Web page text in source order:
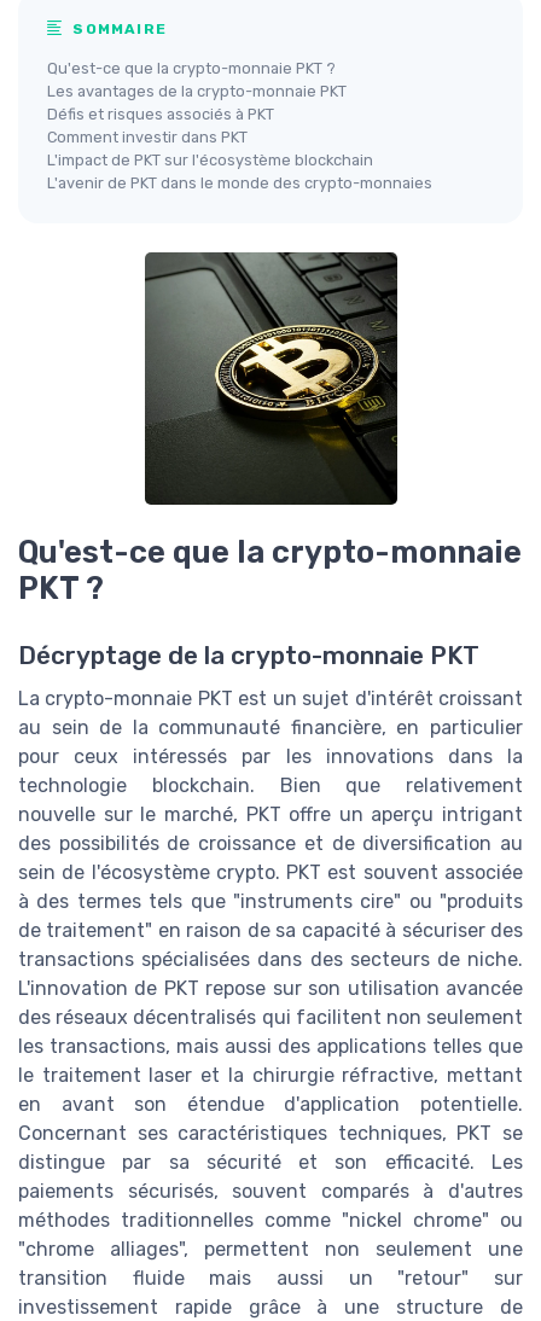
SOMMAIRE
Qu'est-ce que la crypto-monnaie PKT ?
Les avantages de la crypto-monnaie PKT
Défis et risques associés à PKT
Comment investir dans PKT
L'impact de PKT sur l'écosystème blockchain
L'avenir de PKT dans le monde des crypto-monnaies
Qu'est-ce que la crypto-monnaie
PKT ?
Décryptage de la crypto-monnaie PKT
La crypto-monnaie PKT est un sujet d'intérêt croissant
au sein de la communauté financière, en particulier
pour ceux intéressés par les innovations dans la
technologie blockchain. Bien que relativement
nouvelle sur le marché, PKT offre un aperçu intrigant
des possibilités de croissance et de diversification au
sein de l'écosystème crypto. PKT est souvent associée
à des termes tels que "instruments cire" ou "produits
de traitement" en raison de sa capacité à sécuriser des
transactions spécialisées dans des secteurs de niche.
L'innovation de PKT repose sur son utilisation avancée
des réseaux décentralisés qui facilitent non seulement
les transactions, mais aussi des applications telles que
le traitement laser et la chirurgie réfractive, mettant
en avant son étendue d'application potentielle.
Concernant ses caractéristiques techniques, PKT se
distingue par sa sécurité et son efficacité. Les
paiements sécurisés, souvent comparés à d'autres
méthodes traditionnelles comme "nickel chrome" ou
"chrome alliages", permettent non seulement une
transition fluide mais aussi un "retour" sur
investissement rapide grâce à une structure de